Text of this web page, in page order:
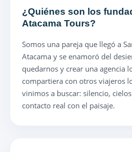
¿Quiénes son los
Atacama Tours?
Somos una pareja que llegó a
Atacama y se enamoró del
quedarnos y crear una agencia
compartiera con otros viajeros
vinimos a buscar: silencio,
contacto real con el paisaje.